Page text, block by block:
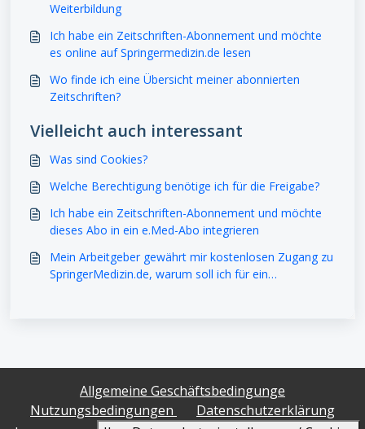
Weiterbildung
Ich habe ein Zeitschriften-Abonnement und möchte
es online auf Springermedizin.de lesen
Wo finde ich eine Übersicht meiner abonnierten
Zeitschriften?
Vielleicht auch interessant
Was sind Cookies?
Welche Berechtigung benötige ich für die Freigabe?
Ich habe ein Zeitschriften-Abonnement und möchte
dieses Abo in ein e.Med-Abo integrieren
Mein Arbeitgeber gewährt mir kostenlosen Zugang zu
SpringerMedizin.de, warum soll ich für ein
Allgemeine Geschäftsbedingunge
Nutzungsbedingungen
Datenschutzerklärung